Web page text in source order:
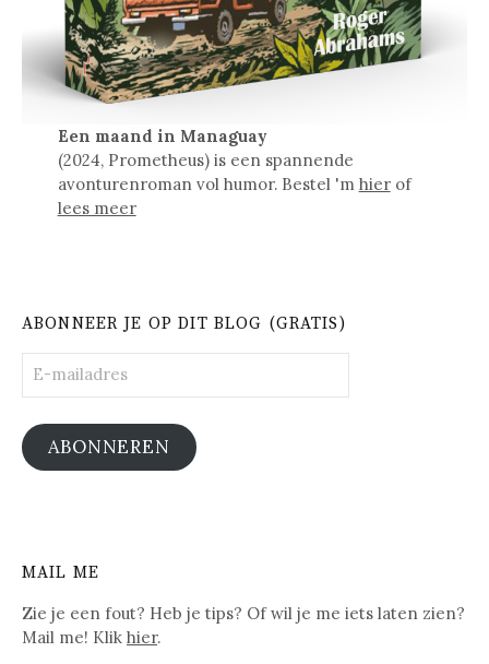
Een maand in Managuay
(2024, Prometheus) is een spannende
avonturenroman vol humor. Bestel 'm hierof
lees meer
ABONNEER JE OP DIT BLOG (GRATIS)
mailadres
ABONNEREN
MAIL ME
Zie je een fout? Heb je tips? Of wil je me iets laten zien?
Mail me! Klik hier.